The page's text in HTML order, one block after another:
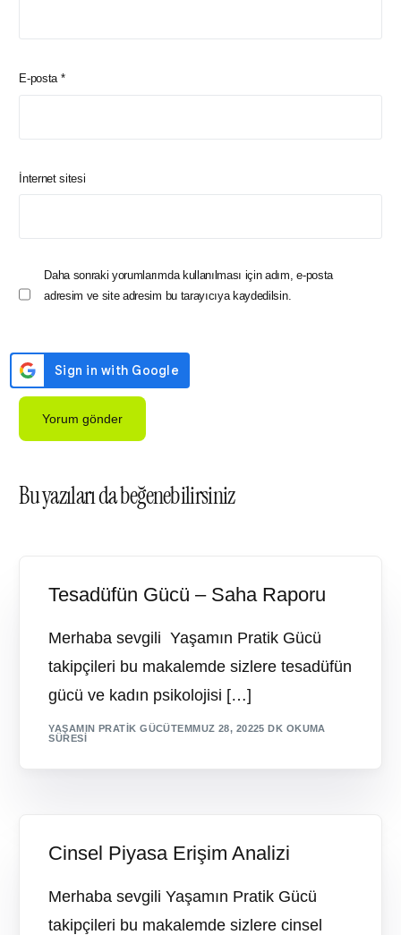
E-posta *
İnternet sitesi
Daha sonraki yorumlarımda kullanılması için adım, e-posta
adresim ve site adresim bu tarayıcıya kaydedilsin.
Bu yazıları da beğenebilirsiniz
Tesadüfün Gücü – Saha Raporu
Merhaba sevgili Yaşamın Pratik Gücü
takipçileri bu makalemde sizlere tesadüfün
gücü ve kadın psikolojisi […]
YAŞAMIN PRATIK GÜCÜTEMMUZ 28, 20225 DK OKUMA
SÜRESI
Cinsel Piyasa Erişim Analizi
Merhaba sevgili Yaşamın Pratik Gücü
takipçileri bu makalemde sizlere cinsel